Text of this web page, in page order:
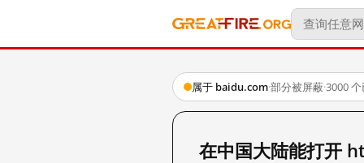
属于 baidu.com·部分被屏蔽·3000
在中国大陆能打开